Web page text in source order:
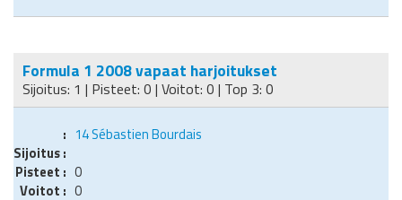
Formula 1 2008 vapaat harjoitukset
Sijoitus: 1 | Pisteet: 0 | Voitot: 0 | Top 3: 0
14Sébastien Bourdais
0
0